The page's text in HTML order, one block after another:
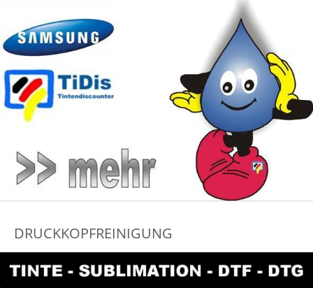
DRUCKKOPFREINIGUNG